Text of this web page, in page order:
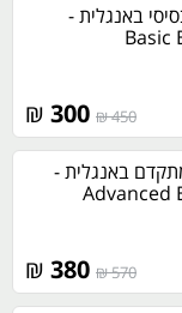
באנגלית -
Basic
450 ₪
₪
באנגלית -
Advanced
570 ₪
₪